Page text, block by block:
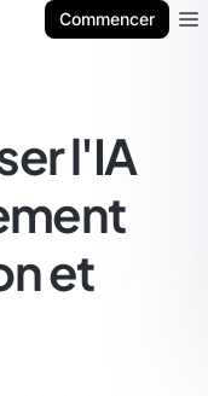
Commencer
l'IA
et